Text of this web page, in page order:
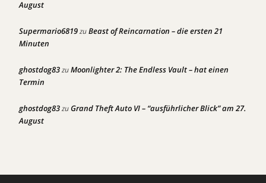
August
Supermario6819zuBeast of Reincarnation – die ersten 21
Minuten
ghostdog83zuMoonlighter 2: The Endless Vault – hat einen
Termin
ghostdog83zuGrand Theft Auto VI – “ausführlicher Blick” am 27.
August